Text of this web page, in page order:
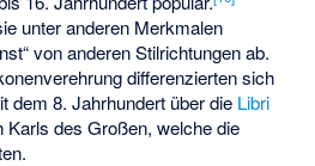
unter anderen Merkmalen
von anderen Stilrichtungen ab.
differenzierten sich
dem 8. Jahrhundert über die Libri
Karls des Großen, welche die